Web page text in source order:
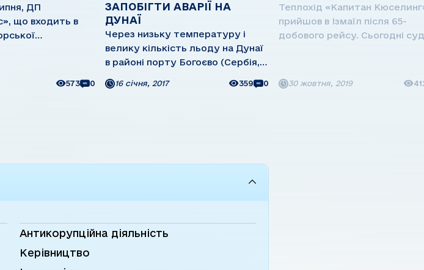
ДП
що входить в
по адресу: вул.
У нашій
573 0
ЗАПОБІГТИ АВАРІЇ НА
ДУНАЇ
Через низьку температуру і
велику кількість льоду на Дунаї
в районі порту Богоєво (Сербія,
баржі (порт приписки Галац)
16 січня, 2017 359 0
Теплохід «Капитан
прийшов в Ізмаїл після 65-
добового рейсу. Сьогодні
Ізмаїла на Смедерево з
аглоруди. Вивантажилися в
30 жовтня, 2019
Антикорупційна діяльність
Керівництво